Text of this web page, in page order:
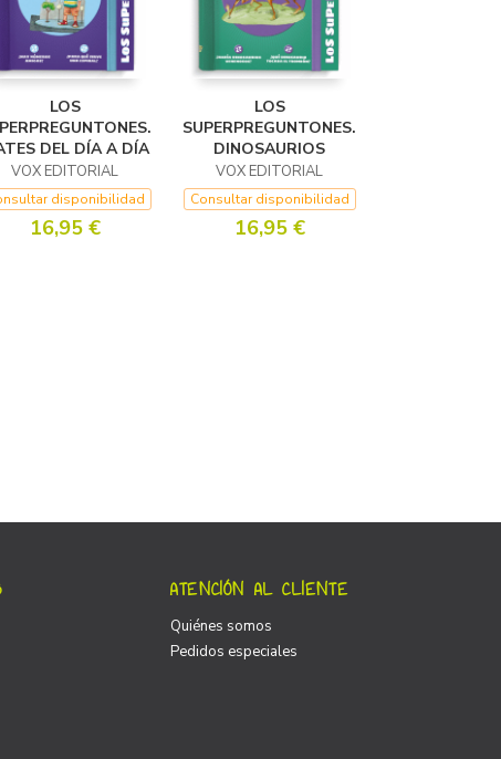
LOS
DEL DÍA A DÍA
VOX EDITORIAL
disponibilidad
16,95 €
LOS
SUPERPREGUNTONES.
DINOSAURIOS
VOX EDITORIAL
Consultar disponibilidad
16,95 €
ATENCIÓN AL CLIENTE
Quiénes somos
Pedidos especiales